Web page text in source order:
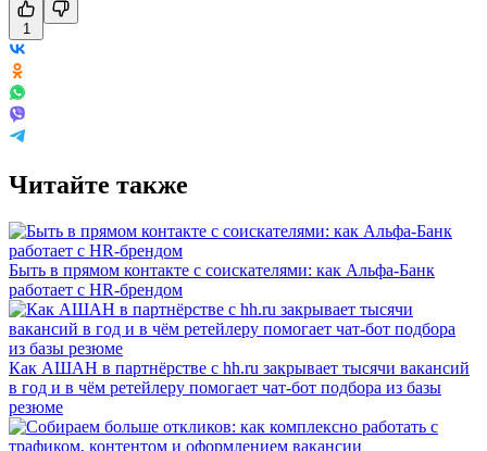
1
Читайте также
Быть в прямом контакте с соискателями: как Альфа-Банк
работает с HR-брендом
Как АШАН в партнёрстве с hh.ru закрывает тысячи вакансий
в год и в чём ретейлеру помогает чат-бот подбора из базы
резюме